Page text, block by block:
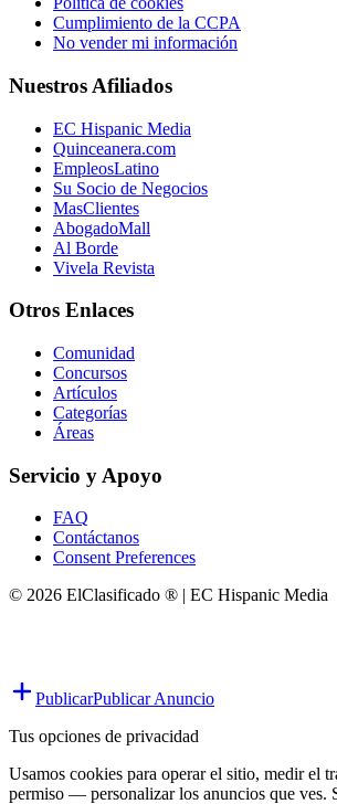
Cumplimiento de la CCPA
No vender mi información
Nuestros Afiliados
EC Hispanic Media
Quinceanera.com
EmpleosLatino
Su Socio de Negocios
MasClientes
AbogadoMall
Al Borde
Vivela Revista
Otros Enlaces
Comunidad
Concursos
Artículos
Categorías
Áreas
Servicio y Apoyo
FAQ
Contáctanos
Consent Preferences
© 2026 ElClasificado ® | EC Hispanic Media
PublicarPublicar Anuncio
Tus opciones de privacidad
Usamos cookies para operar el sitio, medir el
permiso — personalizar los anuncios que ves.